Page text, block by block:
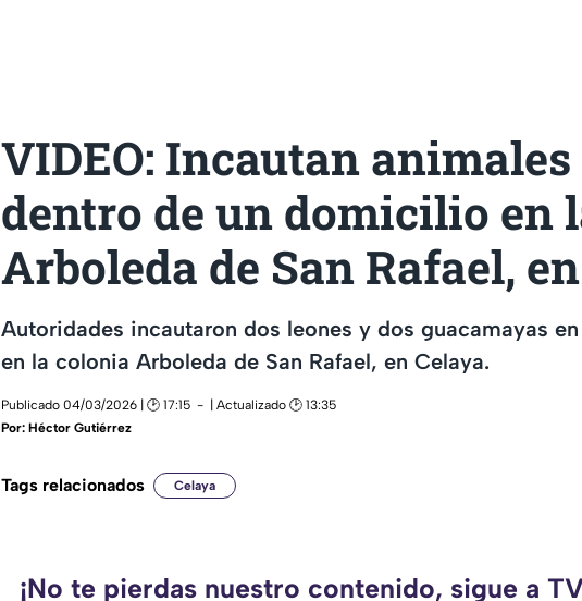
VIDEO: Incautan
dentro de un domicilio en
Arboleda de San Rafael,
Autoridades incautaron dos leones y dos guacamayas
en la colonia Arboleda de San Rafael, en Celaya.
Publicado 04/03/2026 | 🕑 17:15
| Actualizado 🕑 13:35
Por: Héctor Gutiérrez
Tags relacionados Celaya
¡No te pierdas nuestro contenido, sigue a